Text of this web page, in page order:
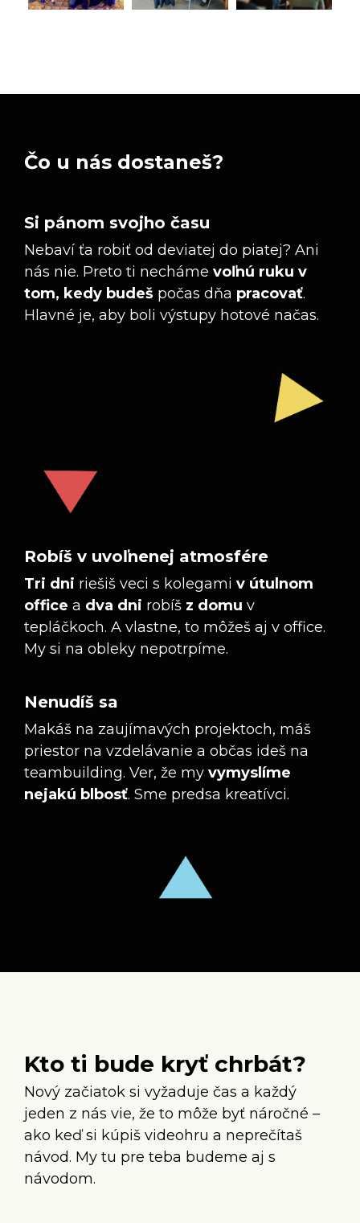
Čo u nás dostaneš?
Si pánom svojho času
Nebaví ťa robiť od deviatej do piatej? Ani
nás nie. Preto ti necháme voľnú ruku v
tom, kedy budeš počas dňa pracovať.
Hlavné je, aby boli výstupy hotové načas.
Robíš v uvoľnenej atmosfére
Tri dni riešiš veci s kolegami v útulnom
office a dva dni robíš z domu v
tepláčkoch. A vlastne, to môžeš aj v office.
My si na obleky nepotrpíme.
Nenudíš sa
Makáš na zaujímavých projektoch, máš
priestor na vzdelávanie a občas ideš na
teambuilding. Ver, že my vymyslíme
nejakú blbosť. Sme predsa kreatívci.
Kto ti bude kryť chrbát?
Nový začiatok si vyžaduje čas a každý
jeden z nás vie, že to môže byť náročné –
ako keď si kúpiš videohru a neprečítaš
návod. My tu pre teba budeme aj s
návodom.